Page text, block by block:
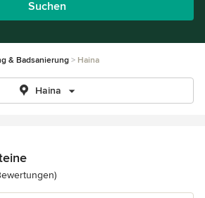
Suchen
& Badsanierung Haina
Haina
5 von 5 Sternen